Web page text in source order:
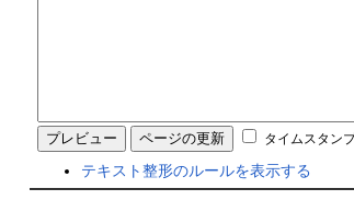
タイムスタン
テキスト整形のルールを表示する